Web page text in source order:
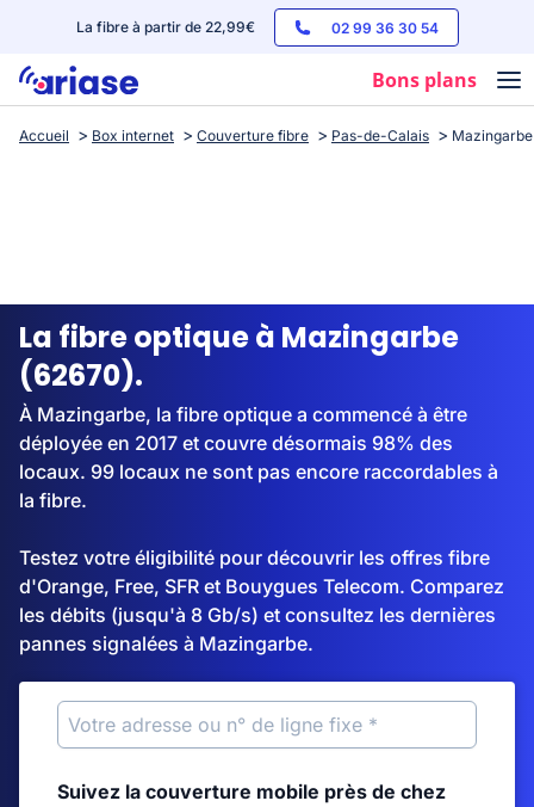
La fibre à partir de 22,99€ 02 99 36 30 54
Bons plans
Box internet
Streaming
Accueil Box internet Couverture fibre Pas-de-Calais Mazingarbe
La fibre optique à Mazingarbe
(62670).
À Mazingarbe, la fibre optique a commencé à être
déployée en 2017 et couvre désormais 98% des
locaux. 99 locaux ne sont pas encore raccordables à
la fibre.
Testez votre éligibilité pour découvrir les offres fibre
d'Orange, Free, SFR et Bouygues Telecom. Comparez
les débits (jusqu'à 8 Gb/s) et consultez les dernières
pannes signalées à Mazingarbe.
Suivez la couverture mobile près de chez